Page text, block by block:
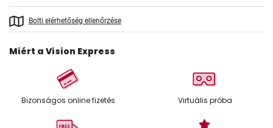
Bolti elérhetőség ellenőrzése
Miért a Vision Express
Bizonságos online fizetés Virtuális próba